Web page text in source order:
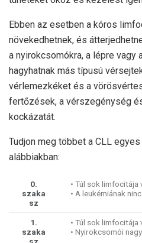
Ebben az esetben a kóros
növekedhetnek, és
a nyirokcsomókra, a lépre vagy
hagyhatnak más típusú
vérlemezkéket és a
fertőzések, a vérszegénység
kockázatát.
Tudjon meg többet a CLL
alábbiakban:
0.
szaka
sz
• Túl sok limfocitája
• A leukémiának
1.
szaka
• Túl sok limfocitája
• Nyirokcsomói